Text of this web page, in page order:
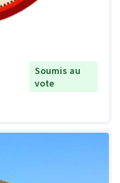
Soumis au
vote